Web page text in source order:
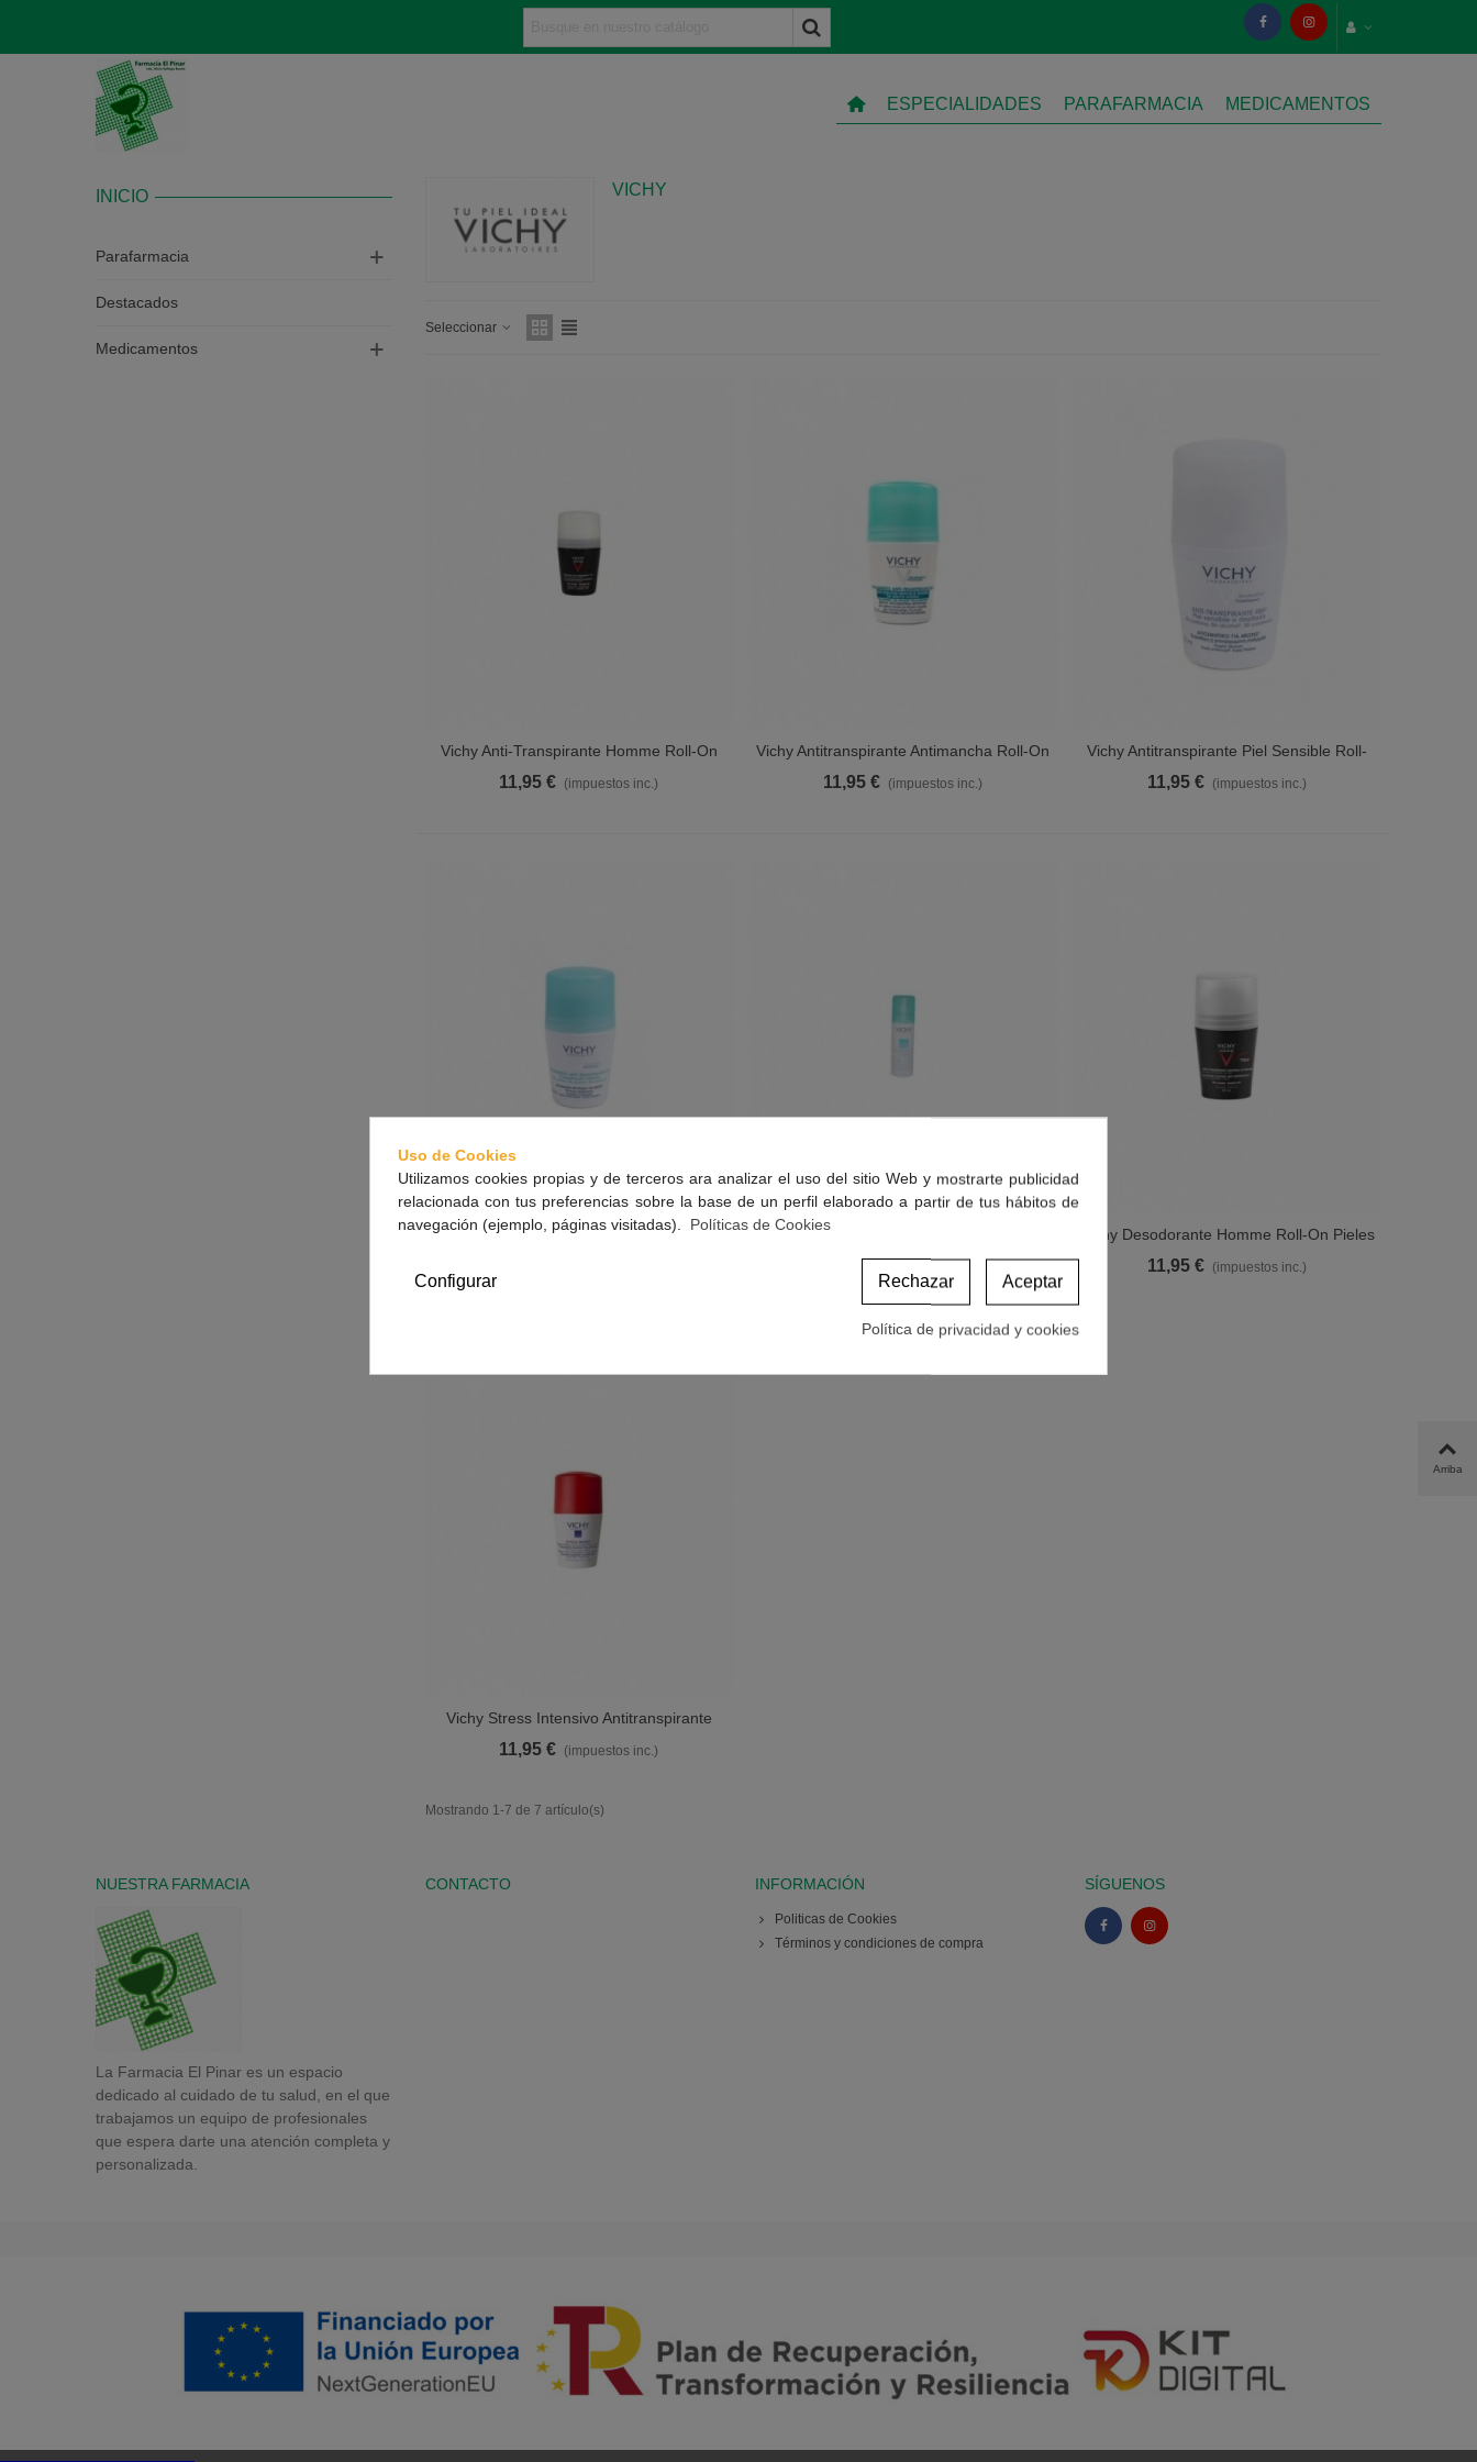
ESPECIALIDADES PARAFARMACIA MEDICAMENTOS
INICIO
Parafarmacia
Destacados
Medicamentos
VICHY
Seleccionar
Ver Más
Vichy Anti-Transpirante Homme Roll-On
Pieles Sensibles 48 Horas 50 Ml
11,95 € (impuestos inc.)
Ver Más
Vichy Antitranspirante Antimancha Roll-On
11,95 € (impuestos inc.)
Ver Más
Vichy Antitranspirante Piel Sensible Roll-
On 50 Ml
11,95 € (impuestos inc.)
Ver Más
Vichy Antitranspirante Roll-On 50 Ml
Vichy Desodorante Eficacia 24 Horas
Aerosol 125 Ml.
10,90 €
Ver Más
Vichy Desodorante Homme Roll-On Pieles
Sensibles 72 Hrs 50ml
11,95 € (impuestos inc.)
Ver Más
Vichy Stress Intensivo Antitranspirante
72h 50ml
11,95 € (impuestos inc.)
Mostrando 1-7 de 7 artículo(s)
NUESTRA FARMACIA
La Farmacia El Pinar es un espacio
dedicado al cuidado de tu salud, en el que
trabajamos un equipo de profesionales
que espera darte una atención completa y
personalizada.
CONTACTO INFORMACIÓN
Politicas de Cookies
Términos y condiciones de compra
SÍGUENOS
Arriba
Uso de Cookies
Utilizamos cookies propias y de terceros ara analizar el uso del sitio Web y mostrarte publicidad
relacionada con tus preferencias sobre la base de un perfil elaborado a partir de tus hábitos de
navegación (ejemplo, páginas visitadas). Políticas de Cookies
Aceptar
Rechazar
Configurar
Política de privacidad y cookies